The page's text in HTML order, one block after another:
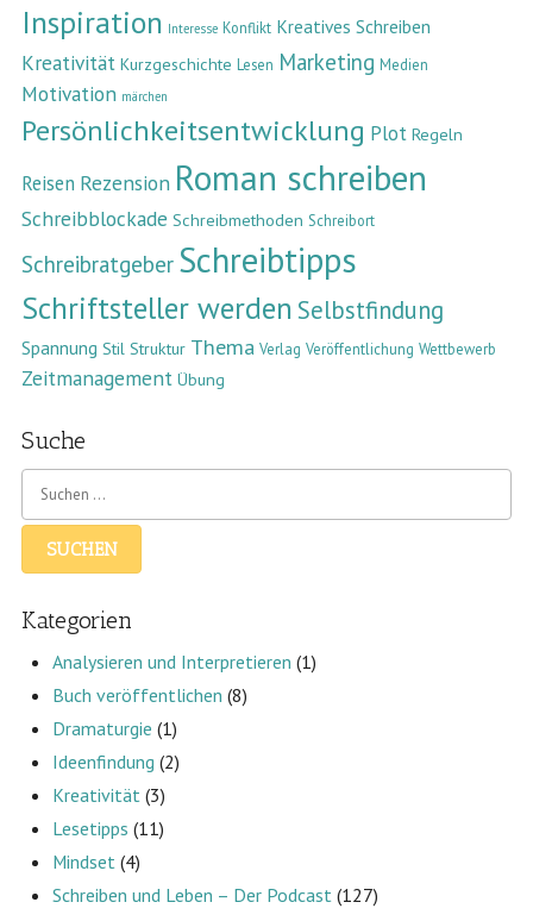
Inspiration Interesse Konflikt Kreatives Schreiben
Kreativität Kurzgeschichte Lesen Marketing Medien
Motivation märchen
Persönlichkeitsentwicklung Plot Regeln
Reisen Rezension Roman schreiben
Schreibblockade Schreibmethoden Schreibort
Schreibratgeber Schreibtipps
Schriftsteller werden Selbstfindung
Spannung Stil Struktur Thema Verlag Veröffentlichung Wettbewerb
Zeitmanagement Übung
Suche
Kategorien
Analysieren und Interpretieren (1)
Buch veröffentlichen (8)
Dramaturgie (1)
Ideenfindung (2)
Kreativität (3)
Lesetipps (11)
Mindset (4)
Schreiben und Leben – Der Podcast (127)